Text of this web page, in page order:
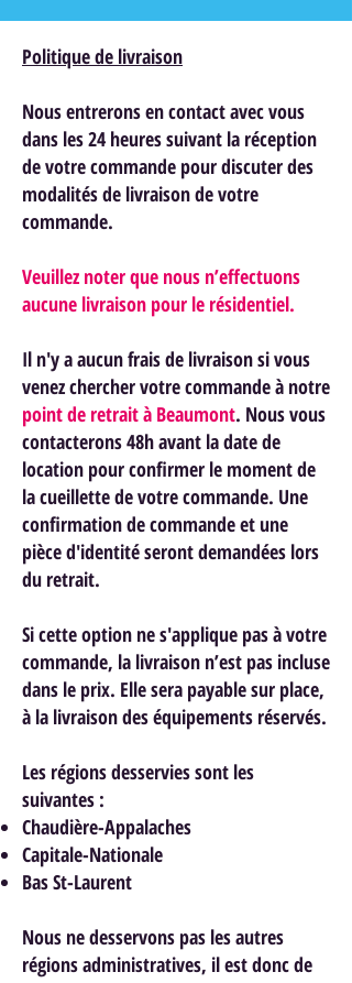
Politique de livraison
Nous entrerons en contact avec vous
dans les 24 heures suivant la réception
de votre commande pour discuter des
modalités de livraison de votre
commande.
Veuillez noter que nous n’effectuons
aucune livraison pour le résidentiel.
Il n'y a aucun frais de livraison si vous
venez chercher votre commande à notre
point de retrait à Beaumont. Nous vous
contacterons 48h avant la date de
location pour confirmer le moment de
la cueillette de votre commande. Une
confirmation de commande et une
pièce d'identité seront demandées lors
du retrait.
Si cette option ne s'applique pas à votre
commande, la livraison n’est pas incluse
dans le prix. Elle sera payable sur place,
à la livraison des équipements réservés.
Les régions desservies sont les
suivantes :
Chaudière-Appalaches
Capitale-Nationale
Bas St-Laurent
Nous ne desservons pas les autres
régions administratives, il est donc de